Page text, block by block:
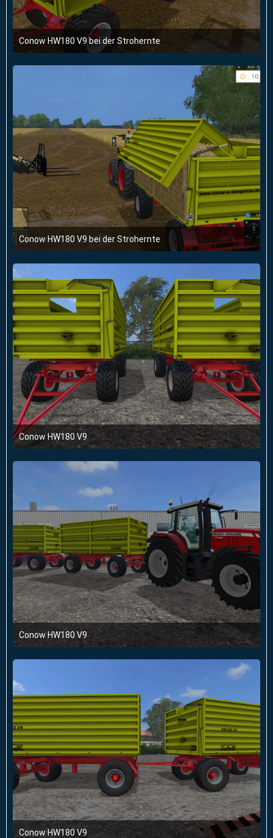
Conow HW180 V9 bei der Strohernte
12. März 2016 um 19:57
Conow HW180 V9 bei der Strohernte
12. März 2016 um 19:57
Conow HW180 V9
1. März 2016 um 11:35
Conow HW180 V9
1. März 2016 um 11:35
Conow HW180 V9